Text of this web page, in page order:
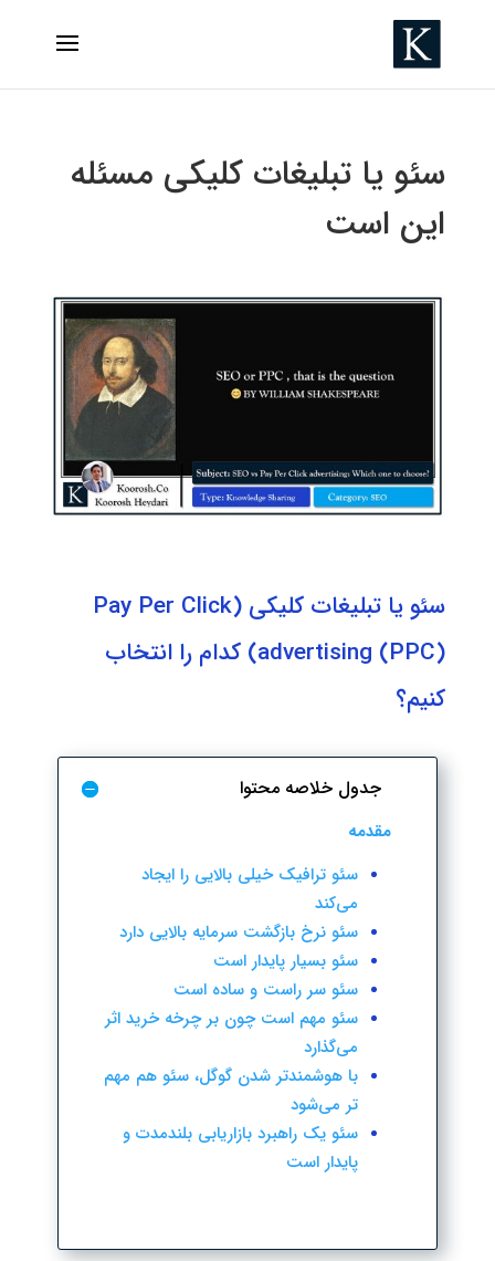
سئو یا تبلیغات کلیکی مسئله
این است
سئو یا تبلیغات کلیکی (Pay Per Click
advertising (PPC)) کدام را انتخاب
کنیم؟
جدول خلاصه محتوا
مقدمه
سئو ترافیک خیلی بالایی را ایجاد
می‌کند
سئو نرخ بازگشت سرمایه بالایی دارد
سئو بسیار پایدار است
سئو سر راست و ساده است
سئو مهم است چون بر چرخه خرید اثر
می‌گذارد
با هوشمندتر شدن گوگل، سئو هم مهم
تر می‌شود
سئو یک راهبرد بازاریابی بلندمدت و
پایدار است